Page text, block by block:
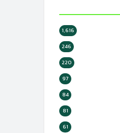
1,616
246
220
97
84
81
61